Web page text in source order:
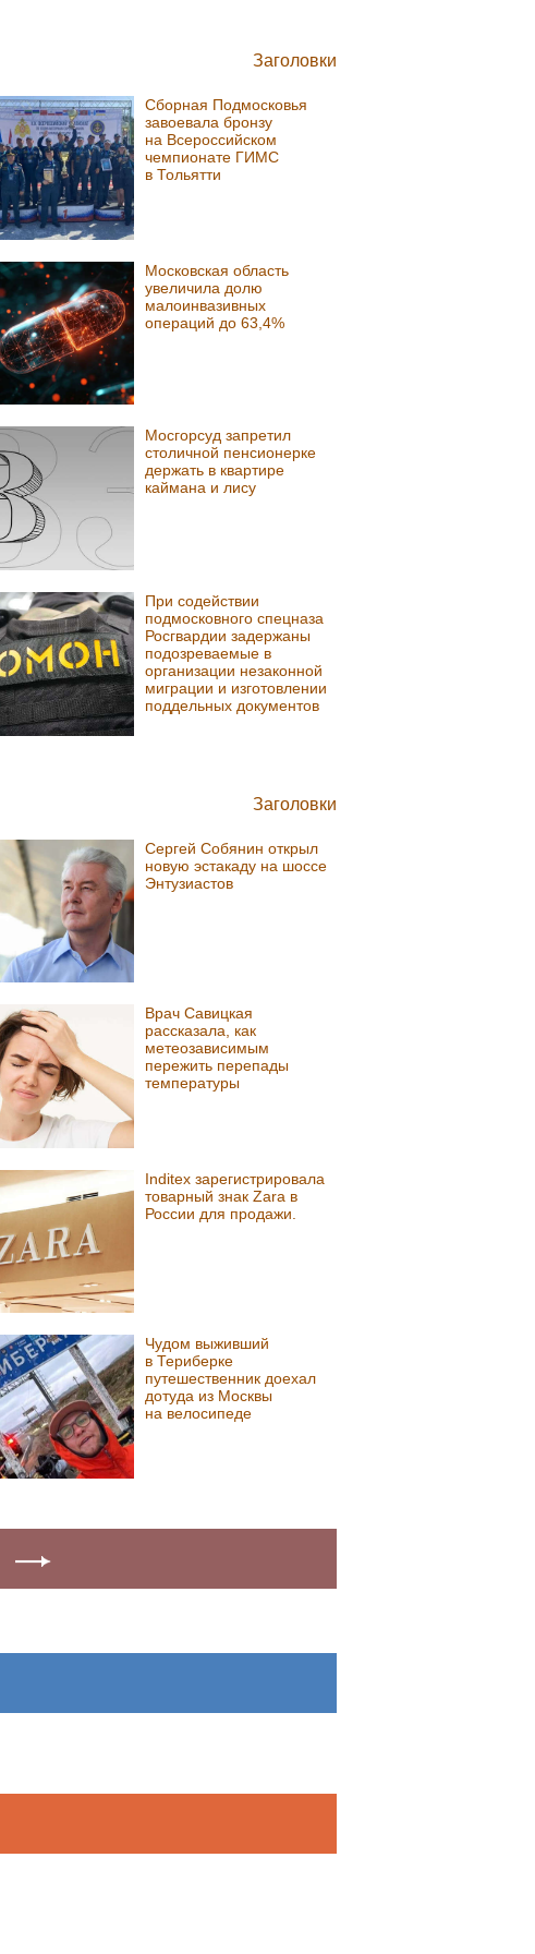
Заголовки
Сборная Подмосковья
завоевала бронзу
на Всероссийском
чемпионате ГИМС
в Тольятти
Московская область
увеличила долю
малоинвазивных
операций до 63,4%
Мосгорсуд запретил
столичной пенсионерке
держать в квартире
каймана и лису
При содействии
подмосковного спецназа
Росгвардии задержаны
подозреваемые в
организации незаконной
миграции и изготовлении
поддельных документов
Заголовки
Сергей Собянин открыл
новую эстакаду на шоссе
Энтузиастов
Врач Савицкая
рассказала, как
метеозависимым
пережить перепады
температуры
Inditex зарегистрировала
товарный знак Zara в
России для продажи.
Чудом выживший
в Териберке
путешественник доехал
дотуда из Москвы
на велосипеде